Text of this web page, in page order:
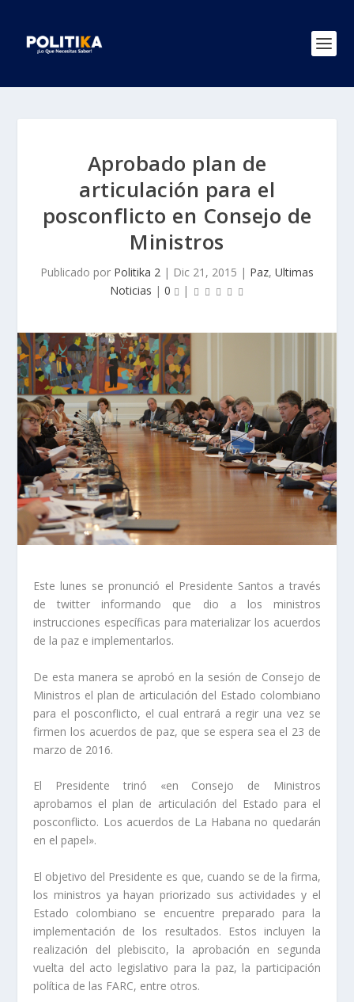
Aprobado plan de
articulación para el
posconflicto en Consejo de
Ministros
Publicado por Politika 2 | Dic 21, 2015 | Paz, Ultimas
Noticias | 0 |
Este lunes se pronunció el Presidente Santos a través
de twitter informando que dio a los ministros
instrucciones específicas para materializar los acuerdos
de la paz e implementarlos.
De esta manera se aprobó en la sesión de Consejo de
Ministros el plan de articulación del Estado colombiano
para el posconflicto, el cual entrará a regir una vez se
firmen los acuerdos de paz, que se espera sea el 23 de
marzo de 2016.
El Presidente trinó «en Consejo de Ministros
aprobamos el plan de articulación del Estado para el
posconflicto. Los acuerdos de La Habana no quedarán
en el papel».
El objetivo del Presidente es que, cuando se de la firma,
los ministros ya hayan priorizado sus actividades y el
Estado colombiano se encuentre preparado para la
implementación de los resultados. Estos incluyen la
realización del plebiscito, la aprobación en segunda
vuelta del acto legislativo para la paz, la participación
política de las FARC, entre otros.